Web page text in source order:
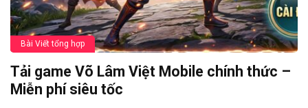
Bài Viết tổng hợp
Tải game Võ Lâm Việt Mobile chính thức –
Miễn phí siêu tốc